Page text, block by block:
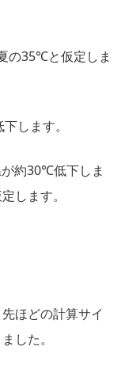
の35℃と仮定しま
します。
約30℃低下しま
します。
ほどの計算サイ
した。